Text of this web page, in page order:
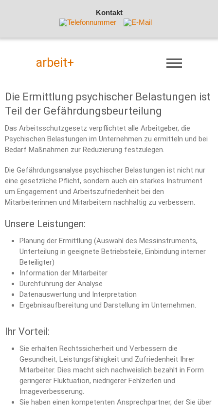
Kontakt
arbeit+
Die Ermittlung psychischer Belastungen ist
Teil der Gefährdungsbeurteilung
Das Arbeitsschutzgesetz verpflichtet alle Arbeitgeber, die
Psychischen Belastungen im Unternehmen zu ermitteln und bei
Bedarf Maßnahmen zur Reduzierung festzulegen.
Die Gefährdungsanalyse psychischer Belastungen ist nicht nur
eine gesetzliche Pflicht, sondern auch ein starkes Instrument
um Engagement und Arbeitszufriedenheit bei den
Mitarbeiterinnen und Mitarbeitern nachhaltig zu verbessern.
Unsere Leistungen:
Planung der Ermittlung (Auswahl des Messinstruments,
Unterteilung in geeignete Betriebsteile, Einbindung interner
Beteiligter)
Information der Mitarbeiter
Durchführung der Analyse
Datenauswertung und Interpretation
Ergebnisaufbereitung und Darstellung im Unternehmen.
Ihr Vorteil:
Sie erhalten Rechtssicherheit und Verbessern die
Gesundheit, Leistungsfähigkeit und Zufriedenheit Ihrer
Mitarbeiter. Dies macht sich nachweislich bezahlt in Form
geringerer Fluktuation, niedrigerer Fehlzeiten und
Imageverbesserung.
Sie haben einen kompetenten Ansprechpartner, der Sie über